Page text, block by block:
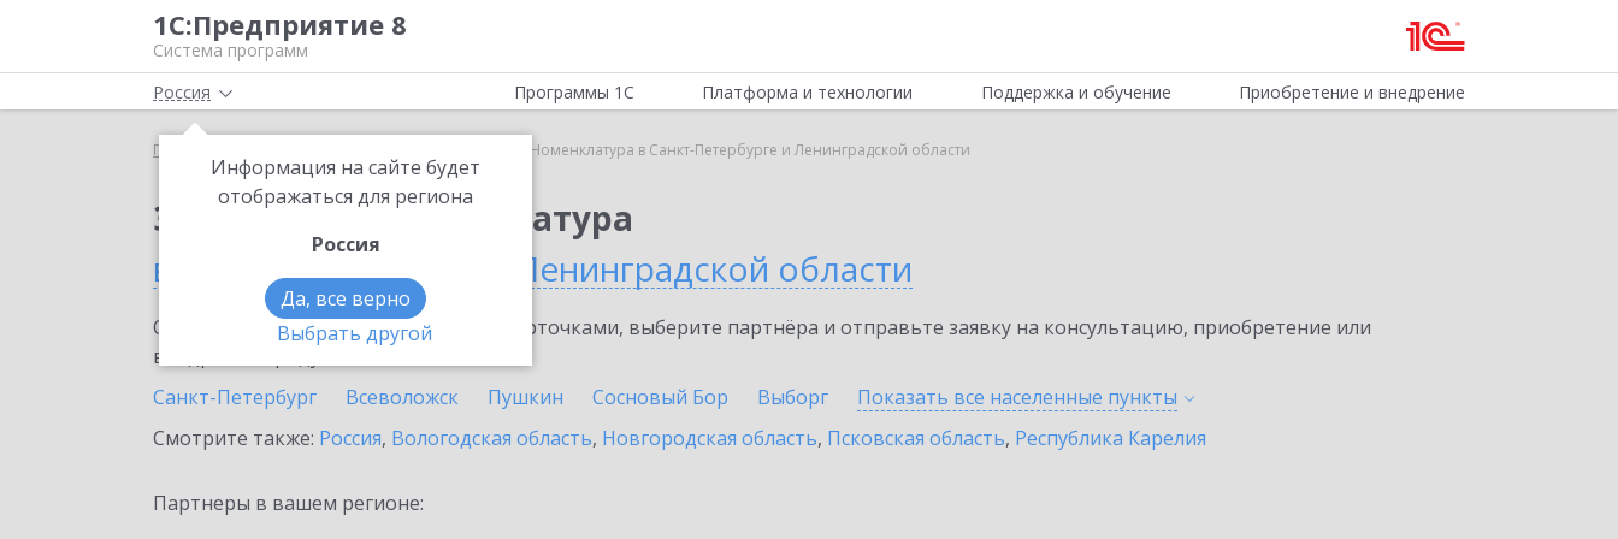
1С:Предприятие 8
Система программ
Россия
Информация на сайте будет
отображаться для региона
Россия
Да, все верно
Выбрать другой
Программы 1С Платформа и технологии Поддержка и обучение Приобретение и внедрение
Главная 1С:Номенклатура в Санкт-Петербурге и Ленинградской области
Заказать 1С:Номенклатура
в Санкт-Петербурге и Ленинградской области
Ознакомьтесь с информационными карточками, выберите партнёра и отправьте заявку на консультацию, приобретение или
внедрение продукта.
Санкт-Петербург
Всеволожск Пушкин Сосновый Бор Выборг Показать все населенные пункты
Смотрите также: Россия, Вологодская область, Новгородская область, Псковская область, Республика Карелия
Партнеры в вашем регионе: